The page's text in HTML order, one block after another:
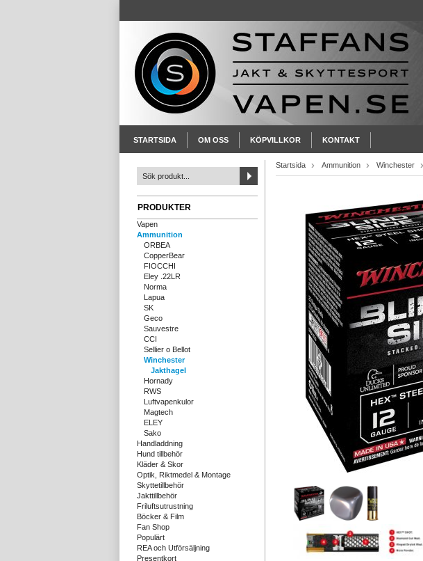
STARTSIDA OM OSS KÖPVILLKOR KONTAKT
PRODUKTER
Vapen
Ammunition
ORBEA
CopperBear
FIOCCHI
Eley .22LR
Norma
Lapua
SK
Geco
Sauvestre
CCI
Sellier o Bellot
Winchester
Jakthagel
Hornady
RWS
Luftvapenkulor
Magtech
ELEY
Sako
Handladdning
Hund tillbehör
Kläder & Skor
Optik, Riktmedel & Montage
Skyttetillbehör
Jakttillbehör
Friluftsutrustning
Böcker & Film
Fan Shop
Populärt
REA och Utförsäljning
Presentkort
Startsida Ammunition Winchester